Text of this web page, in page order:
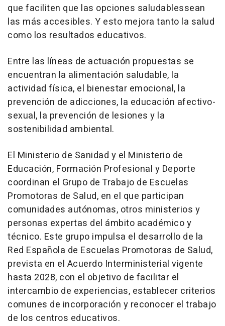
que faciliten que las opciones saludablessean
las más accesibles. Y esto mejora tanto la salud
como los resultados educativos.
Entre las líneas de actuación propuestas se
encuentran la alimentación saludable, la
actividad física, el bienestar emocional, la
prevención de adicciones, la educación afectivo-
sexual, la prevención de lesiones y la
sostenibilidad ambiental.
El Ministerio de Sanidad y el Ministerio de
Educación, Formación Profesional y Deporte
coordinan el Grupo de Trabajo de Escuelas
Promotoras de Salud, en el que participan
comunidades autónomas, otros ministerios y
personas expertas del ámbito académico y
técnico. Este grupo impulsa el desarrollo de la
Red Española de Escuelas Promotoras de Salud,
prevista en el Acuerdo Interministerial vigente
hasta 2028, con el objetivo de facilitar el
intercambio de experiencias, establecer criterios
comunes de incorporación y reconocer el trabajo
de los centros educativos.